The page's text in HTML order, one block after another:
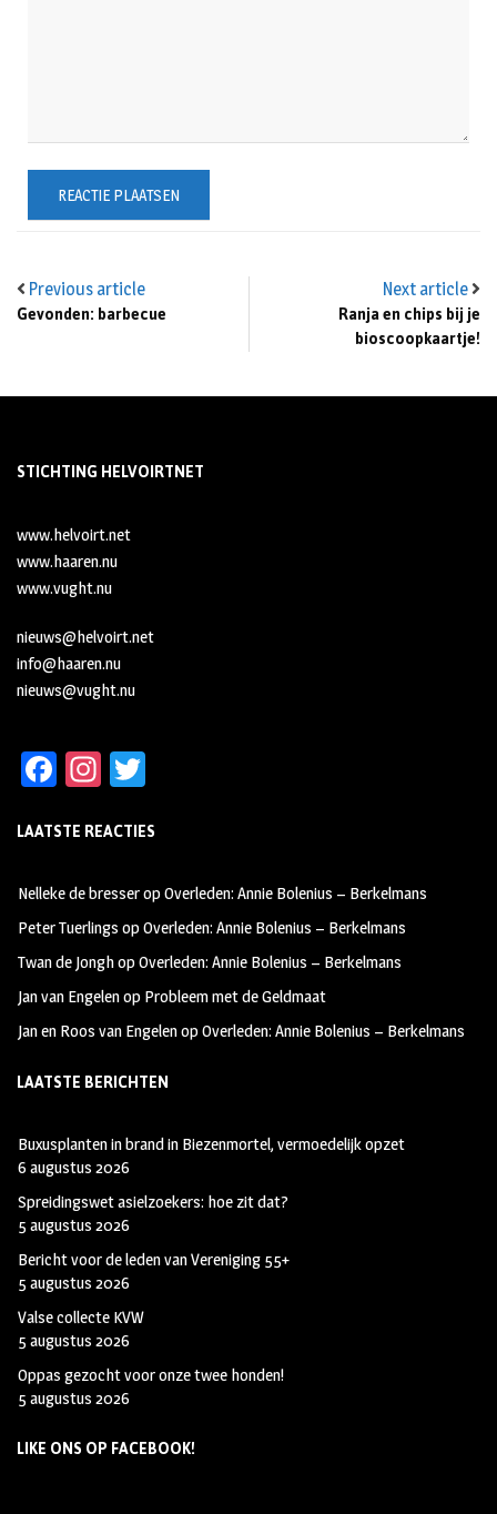
Previous article
Gevonden: barbecue
Next article
Ranja en chips bij je
bioscoopkaartje!
STICHTING HELVOIRTNET
www.helvoirt.net
www.haaren.nu
www.vught.nu
nieuws@helvoirt.net
info@haaren.nu
nieuws@vught.nu
Fa
b
oo
k
In
ag
m
tt
LAATSTE REACTIES
Nelleke de bresseropOverleden: Annie Bolenius – Berkelmans
Peter Tuerlings opOverleden: Annie Bolenius – Berkelmans
Twan de JonghopOverleden: Annie Bolenius – Berkelmans
Jan van Engelenop Probleem met de Geldmaat
Jan en Roos van EngelenopOverleden: Annie Bolenius – Berkelmans
LAATSTE BERICHTEN
Buxusplanten in brand in Biezenmortel, vermoedelijk opzet
6 augustus 2026
Spreidingswet asielzoekers: hoe zit dat?
5 augustus 2026
Bericht voor de leden van Vereniging 55+
5 augustus 2026
Valse collecte KVW
5 augustus 2026
Oppas gezocht voor onze twee honden!
5 augustus 2026
LIKE ONS OP FACEBOOK!